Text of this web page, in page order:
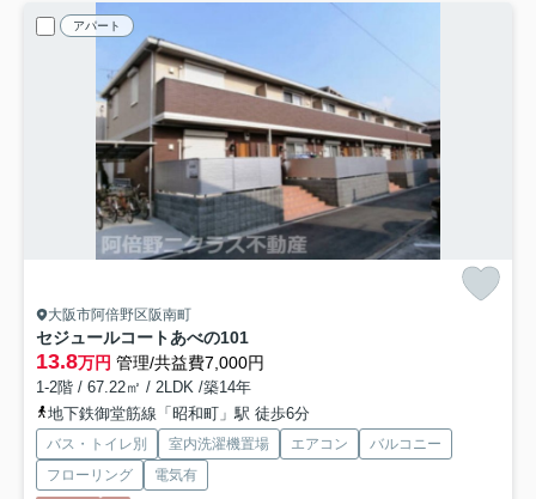
アパート
大阪市阿倍野区阪南町
セジュールコートあべの101
13.8万円 管理/共益費7,000円
1-2階 / 67.22㎡ / 2LDK /築14年
地下鉄御堂筋線「昭和町」駅 徒歩6分
バス・トイレ別 室内洗濯機置場 エアコン
バルコニー
フローリング
電気有